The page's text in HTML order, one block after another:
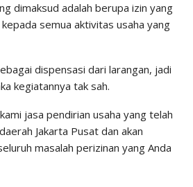
dimaksud adalah berupa izin yang
semua aktivitas usaha yang
dispensasi dari larangan, jadi
kegiatannya tak sah.
jasa pendirian usaha yang telah
Jakarta Pusat dan akan
masalah perizinan yang Anda